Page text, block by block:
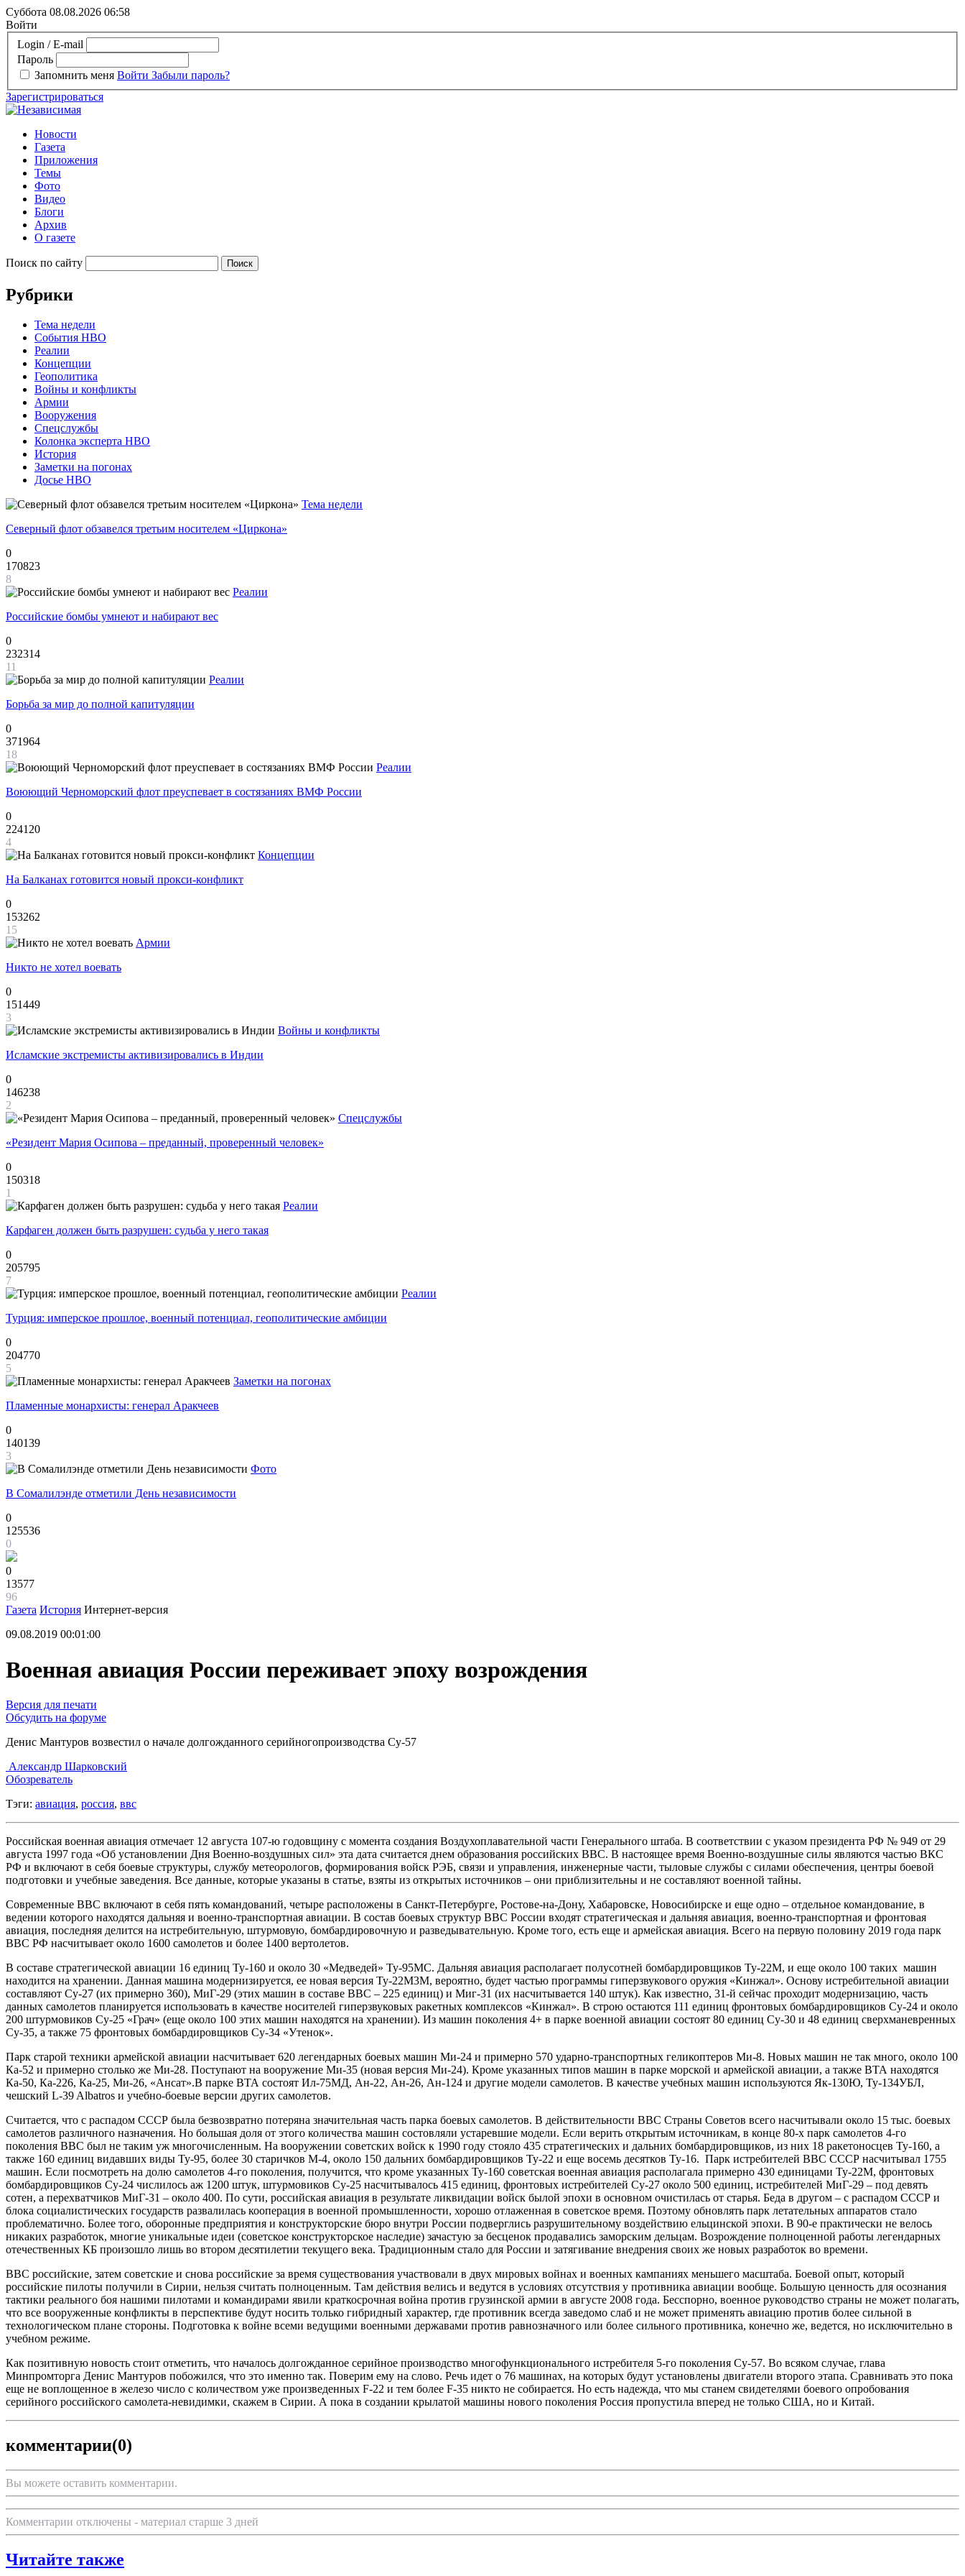
Суббота 08.08.2026 06:58
Войти
Login / E-mail
Пароль
Запомнить меня Войти Забыли пароль?
Зарегистрироваться
Новости
Газета
Приложения
Темы
Фото
Видео
Блоги
Архив
О газете
Поиск по сайту
Рубрики
Тема недели
События НВО
Реалии
Концепции
Геополитика
Войны и конфликты
Армии
Вооружения
Спецслужбы
Колонка эксперта НВО
История
Заметки на погонах
Досье НВО
Тема недели
Северный флот обзавелся третьим носителем «Циркона»
0
170823
8
Реалии
Российские бомбы умнеют и набирают вес
0
232314
11
Реалии
Борьба за мир до полной капитуляции
0
371964
18
Реалии
Воюющий Черноморский флот преуспевает в состязаниях ВМФ России
0
224120
4
Концепции
На Балканах готовится новый прокси-конфликт
0
153262
15
Армии
Никто не хотел воевать
0
151449
3
Войны и конфликты
Исламские экстремисты активизировались в Индии
0
146238
2
Спецслужбы
«Резидент Мария Осипова – преданный, проверенный человек»
0
150318
1
Реалии
Карфаген должен быть разрушен: судьба у него такая
0
205795
7
Реалии
Турция: имперское прошлое, военный потенциал, геополитические амбиции
0
204770
5
Заметки на погонах
Пламенные монархисты: генерал Аракчеев
0
140139
3
Фото
В Сомалилэнде отметили День независимости
0
125536
0
0
13577
96
Газета История Интернет-версия
09.08.2019 00:01:00
Военная авиация России переживает эпоху возрождения
Версия для печати
Обсудить на форуме
Денис Мантуров возвестил о начале долгожданного серийногопроизводства Су-57
Александр Шарковский
Обозреватель
Тэги: авиация, россия, ввс
Российская военная авиация отмечает 12 августа 107‑ю годовщину с момента создания Воздухоплавательной части Генерального штаба. В соответствии с указом президента РФ № 949 от 29
августа 1997 года «Об установлении Дня Военно‑воздушных сил» эта дата считается днем образования российских ВВС. В настоящее время Военно‑воздушные силы являются частью ВКС
РФ и включают в себя боевые структуры, службу метеорологов, формирования войск РЭБ, связи и управления, инженерные части, тыловые службы с силами обеспечения, центры боевой
подготовки и учебные заведения. Все данные, которые указаны в статье, взяты из открытых источников – они приблизительны и не составляют военной тайны.
Современные ВВС включают в себя пять командований, четыре расположены в Санкт‑Петербурге, Ростове‑на‑Дону, Хабаровске, Новосибирске и еще одно – отдельное командование, в
ведении которого находятся дальняя и военно‑транспортная авиации. В состав боевых структур ВВС России входят стратегическая и дальняя авиация, военно‑транспортная и фронтовая
авиация, последняя делится на истребительную, штурмовую, бомбардировочную и разведывательную. Кроме того, есть еще и армейская авиация. Всего на первую половину 2019 года парк
ВВС РФ насчитывает около 1600 самолетов и более 1400 вертолетов.
В составе стратегической авиации 16 единиц Ту‑160 и около 30 «Медведей» Ту‑95МС. Дальняя авиация располагает полусотней бомбардировщиков Ту‑22М, и еще около 100 таких машин
находится на хранении. Данная машина модернизируется, ее новая версия Ту‑22М3М, вероятно, будет частью программы гиперзвукового оружия «Кинжал». Основу истребительной авиации
составляют Су‑27 (их примерно 360), МиГ-29 (этих машин в составе ВВС – 225 единиц) и Миг‑31 (их насчитывается 140 штук). Как известно, 31‑й сейчас проходит модернизацию, часть
данных самолетов планируется использовать в качестве носителей гиперзвуковых ракетных комплексов «Кинжал». В строю остаются 111 единиц фронтовых бомбардировщиков Су-24 и около
200 штурмовиков Су‑25 «Грач» (еще около 100 этих машин находятся на хранении). Из машин поколения 4+ в парке военной авиации состоят 80 единиц Су‑30 и 48 единиц сверхманевренных
Су‑35, а также 75 фронтовых бомбардировщиков Су‑34 «Утенок».
Парк старой техники армейской авиации насчитывает 620 легендарных боевых машин Ми‑24 и примерно 570 ударно‑транспортных геликоптеров Ми‑8. Новых машин не так много, около 100
Ка‑52 и примерно столько же Ми‑28. Поступают на вооружение Ми‑35 (новая версия Ми‑24). Кроме указанных типов машин в парке морской и армейской авиации, а также ВТА находятся
Ка‑50, Ка‑226, Ка‑25, Ми‑26, «Ансат».В парке ВТА состоят Ил‑75МД, Ан‑22, Ан‑26, Ан‑124 и другие модели самолетов. В качестве учебных машин используются Як‑130Ю, Ту‑134УБЛ,
чешский L‑39 Albatros и учебно‑боевые версии других самолетов.
Считается, что с распадом СССР была безвозвратно потеряна значительная часть парка боевых самолетов. В действительности ВВС Страны Советов всего насчитывали около 15 тыс. боевых
самолетов различного назначения. Но большая доля от этого количества машин состовляли устаревшие модели. Если верить открытым источникам, в конце 80‑х парк самолетов 4‑го
поколения ВВС был не таким уж многочисленным. На вооружении советских войск к 1990 году стояло 435 стратегических и дальних бомбардировщиков, из них 18 ракетоносцев Ту‑160, а
также 160 единиц видавших виды Ту‑95, более 30 старичков М‑4, около 150 дальних бомбардировщиков Ту‑22 и еще восемь десятков Ту‑16. Парк истребителей ВВС СССР насчитывал 1755
машин. Если посмотреть на долю самолетов 4-го поколения, получится, что кроме указанных Ту‑160 советская военная авиация располагала примерно 430 единицами Ту‑22М, фронтовых
бомбардировщиков Су‑24 числилось аж 1200 штук, штурмовиков Су‑25 насчитывалось 415 единиц, фронтовых истребителей Су‑27 около 500 единиц, истребителей МиГ‑29 – под девять
сотен, а перехватчиков МиГ‑31 – около 400. По сути, российская авиация в результате ликвидации войск былой эпохи в основном очистилась от старья. Беда в другом – с распадом СССР и
блока социалистических государств развалилась кооперация в военной промышленности, хорошо отлаженная в советское время. Поэтому обновлять парк летательных аппаратов стало
проблематично. Более того, оборонные предприятия и конструкторские бюро внутри России подверглись разрушительному воздействию ельцинской эпохи. В 90‑е практически не велось
никаких разработок, многие уникальные идеи (советское конструкторское наследие) зачастую за бесценок продавались заморским дельцам. Возрождение полноценной работы легендарных
отечественных КБ произошло лишь во втором десятилетии текущего века. Традиционным стало для России и затягивание внедрения своих же новых разработок во времени.
ВВС российские, затем советские и снова российские за время существования участвовали в двух мировых войнах и военных кампаниях меньшего масштаба. Боевой опыт, который
российские пилоты получили в Сирии, нельзя считать полноценным. Там действия велись и ведутся в условиях отсутствия у противника авиации вообще. Большую ценность для осознания
тактики реального боя нашими пилотами и командирами явили краткосрочная война против грузинской армии в августе 2008 года. Бесспорно, военное руководство страны не может полагать,
что все вооруженные конфликты в перспективе будут носить только гибридный характер, где противник всегда заведомо слаб и не может применять авиацию против более сильной в
технологическом плане стороны. Подготовка к войне всеми ведущими военными державами против равнозначного или более сильного противника, конечно же, ведется, но исключительно в
учебном режиме.
Как позитивную новость стоит отметить, что началось долгожданное серийное производство многофункционального истребителя 5-го поколения Су‑57. Во всяком случае, глава
Минпромторга Денис Мантуров побожился, что это именно так. Поверим ему на слово. Речь идет о 76 машинах, на которых будут установлены двигатели второго этапа. Сравнивать это пока
еще не воплощенное в железо число с количеством уже произведенных F‑22 и тем более F‑35 никто не собирается. Но есть надежда, что мы станем свидетелями боевого опробования
серийного российского самолета-невидимки, скажем в Сирии. А пока в создании крылатой машины нового поколения Россия пропустила вперед не только США, но и Китай.
комментарии(0)
Вы можете оставить комментарии.
Комментарии отключены - материал старше 3 дней
Читайте также